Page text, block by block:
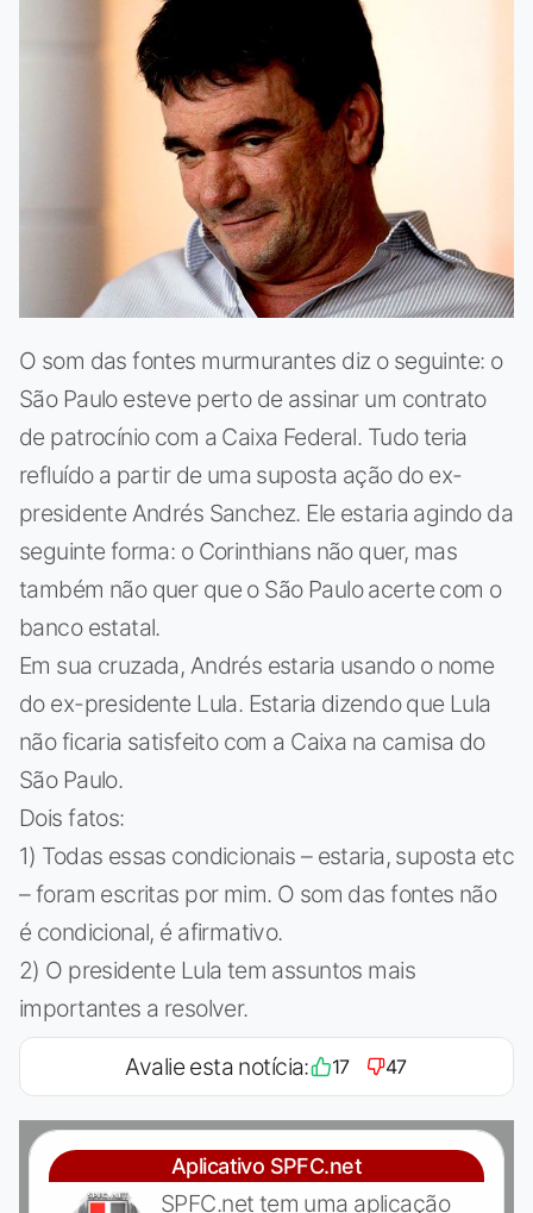
O som das fontes murmurantes diz o seguinte: o
São Paulo esteve perto de assinar um contrato
de patrocínio com a Caixa Federal. Tudo teria
refluído a partir de uma suposta ação do ex-
presidente Andrés Sanchez. Ele estaria agindo da
seguinte forma: o Corinthians não quer, mas
também não quer que o São Paulo acerte com o
banco estatal.
Em sua cruzada, Andrés estaria usando o nome
do ex-presidente Lula. Estaria dizendo que Lula
não ficaria satisfeito com a Caixa na camisa do
São Paulo.
Dois fatos:
1) Todas essas condicionais – estaria, suposta etc
– foram escritas por mim. O som das fontes não
é condicional, é afirmativo.
2) O presidente Lula tem assuntos mais
importantes a resolver.
Avalie esta notícia: 17 47
Aplicativo SPFC.net
SPFC.net tem uma aplicação